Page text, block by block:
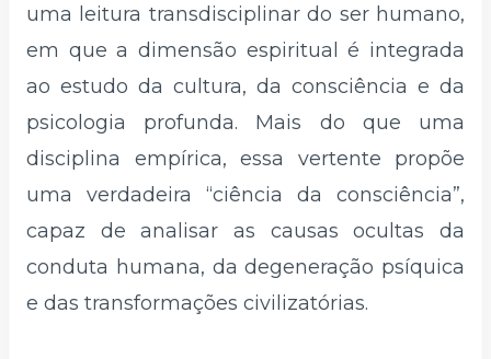
uma leitura transdisciplinar do ser humano,
em que a dimensão espiritual é integrada
ao estudo da cultura, da consciência e da
psicologia profunda. Mais do que uma
disciplina empírica, essa vertente propõe
uma verdadeira “ciência da consciência”,
capaz de analisar as causas ocultas da
conduta humana, da degeneração psíquica
e das transformações civilizatórias.